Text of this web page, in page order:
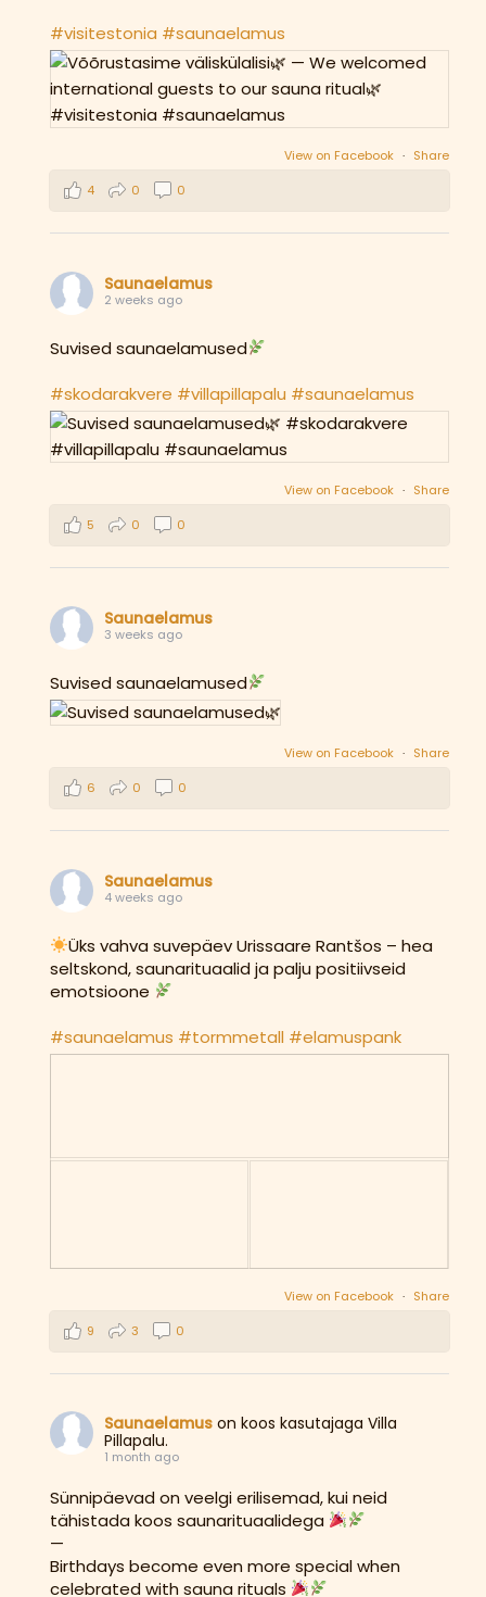
#visitestonia #saunaelamus
View on Facebook · Share
4
0 0
Saunaelamus
2 weeks ago
Suvised saunaelamused
#skodarakvere #villapillapalu #saunaelamus
View on Facebook · Share
5
0 0
Saunaelamus
3 weeks ago
Suvised saunaelamused
View on Facebook · Share
6
0 0
Saunaelamus
4 weeks ago
Üks vahva suvepäev Urissaare Rantšos – hea
seltskond, saunarituaalid ja palju positiivseid
emotsioone
#saunaelamus #tormmetall #elamuspank
View on Facebook · Share
9
3 0
Saunaelamus on koos kasutajaga Villa
Pillapalu.
1 month ago
Sünnipäevad on veelgi erilisemad, kui neid
tähistada koos saunarituaalidega
—
Birthdays become even more special when
celebrated with sauna rituals